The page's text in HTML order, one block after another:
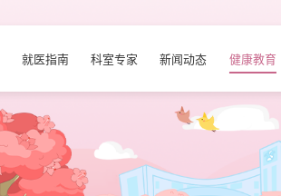
就医指南 科室专家 新闻动态 健康教育